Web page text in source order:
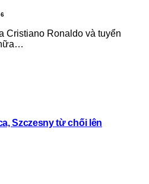
Cristiano Ronaldo và tuyển
Szczesny từ chối lên